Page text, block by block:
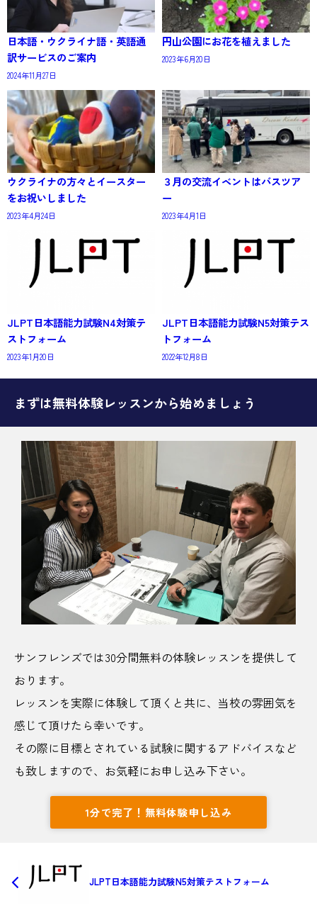
日本語・ウクライナ語・英語通
訳サービスのご案内
2024年11月27日
円山公園にお花を植えました
2023年6月20日
ウクライナの方々とイースター
をお祝いしました
2023年4月24日
３月の交流イベントはバスツア
ー
2023年4月1日
JLPT日本語能力試験N4対策テ
ストフォーム
2023年1月20日
JLPT日本語能力試験N5対策テス
トフォーム
2022年12月8日
まずは無料体験レッスンから始めましょう
サンフレンズでは30分間無料の体験レッスンを提供して
おります。
レッスンを実際に体験して頂くと共に、当校の雰囲気を
感じて頂けたら幸いです。
その際に目標とされている試験に関するアドバイスなど
も致しますので、お気軽にお申し込み下さい。
1分で完了！無料体験申し込み
JLPT日本語能力試験N5対策テストフォーム